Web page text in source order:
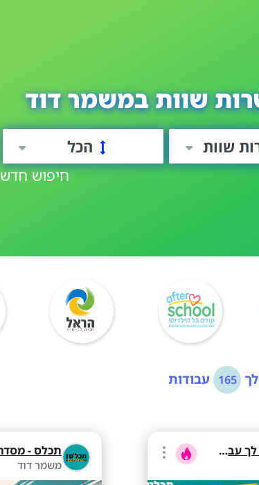
שוות במשמר דוד
שוות הכל
חיפוש חדש
165 עבודות
תכלס - מסדרים לך עבודה
משמר דוד